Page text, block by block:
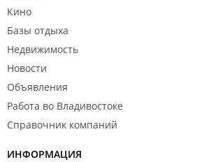
Кино
Базы отдыха
Недвижимость
Новости
Объявления
Работа во Владивостоке
Справочник компаний
ИНФОРМАЦИЯ